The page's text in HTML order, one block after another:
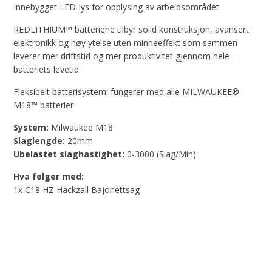
Innebygget LED-lys for opplysing av arbeidsområdet
REDLITHIUM™ batteriene tilbyr solid konstruksjon, avansert
elektronikk og høy ytelse uten minneeffekt som sammen
leverer mer driftstid og mer produktivitet gjennom hele
batteriets levetid
Fleksibelt batterisystem: fungerer med alle MILWAUKEE®
M18™ batterier
System: Milwaukee M18
Slaglengde: 20mm
Ubelastet slaghastighet: 0-3000 (Slag/Min)
Hva følger med:
1x C18 HZ Hackzall Bajonettsag